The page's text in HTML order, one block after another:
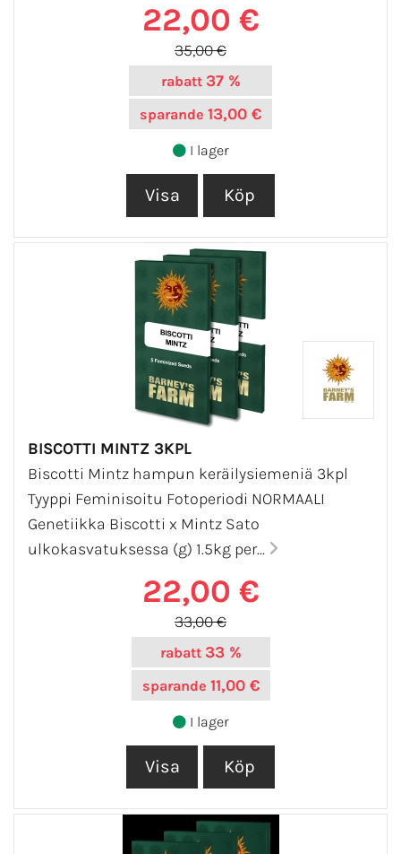
22,00 €
35,00 €
rabatt 37 %
sparande 13,00 €
I lager
BISCOTTI MINTZ 3KPL
Biscotti Mintz hampun keräilysiemeniä 3kpl
Tyyppi Feminisoitu Fotoperiodi NORMAALI
Genetiikka Biscotti x Mintz Sato
ulkokasvatuksessa (g) 1.5kg per...
22,00 €
33,00 €
rabatt 33 %
sparande 11,00 €
I lager